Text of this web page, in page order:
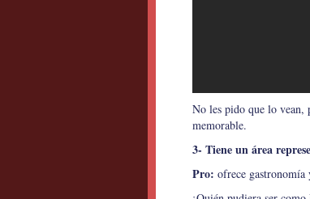
No les pido que lo vean,
memorable.
3- Tiene un área
Pro: ofrece gastronomía